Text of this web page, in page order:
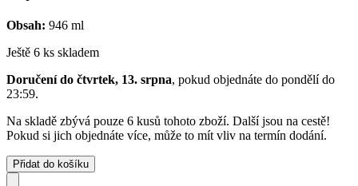
Obsah: 946 ml
Ještě 6 ks skladem
Doručení do čtvrtek, 13. srpna, pokud objednáte do pondělí do
23:59.
Na skladě zbývá pouze 6 kusů tohoto zboží. Další jsou na cestě!
Pokud si jich objednáte více, může to mít vliv na termín dodání.
Přidat do košíku